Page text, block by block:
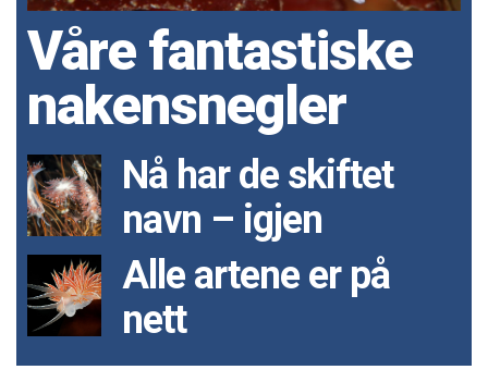
Våre fantastiske
nakensnegler
Nå har de skiftet
navn – igjen
Alle artene er på
nett